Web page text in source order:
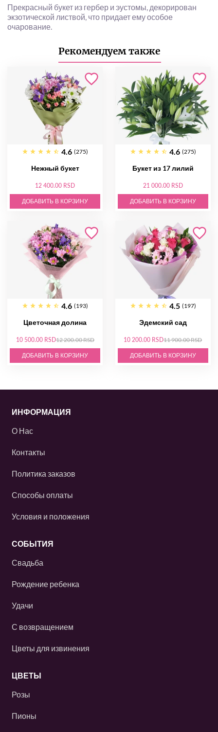
Прекрасный букет из гербер и эустомы, декорирован
экзотической листвой, что придает ему особое
очарование.
Рекомендуем также
4.6 (275)
Нежный букет
12 400.00 RSD
ДОБАВИТЬ В КОРЗИНУ
4.6 (275)
Букет из 17 лилий
21 000.00 RSD
ДОБАВИТЬ В КОРЗИНУ
4.6 (193)
Цветочная долина
10 500.00 RSD12 200.00 RSD
ДОБАВИТЬ В КОРЗИНУ
4.5 (197)
Эдемский сад
10 200.00 RSD11 900.00 RSD
ДОБАВИТЬ В КОРЗИНУ
ИНФОРМАЦИЯ
О Нас
Контакты
Политика заказов
Способы оплаты
Условия и положения
СОБЫТИЯ
Свадьба
Рождение ребенка
Удачи
С возвращением
Цветы для извинения
ЦВЕТЫ
Розы
Пионы